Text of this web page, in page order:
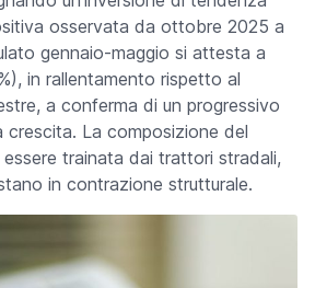
osservata da ottobre 2025 a
gennaio-maggio si attesta a
in rallentamento rispetto al
a conferma di un progressivo
crescita. La composizione del
trainata dai trattori stradali,
in contrazione strutturale.